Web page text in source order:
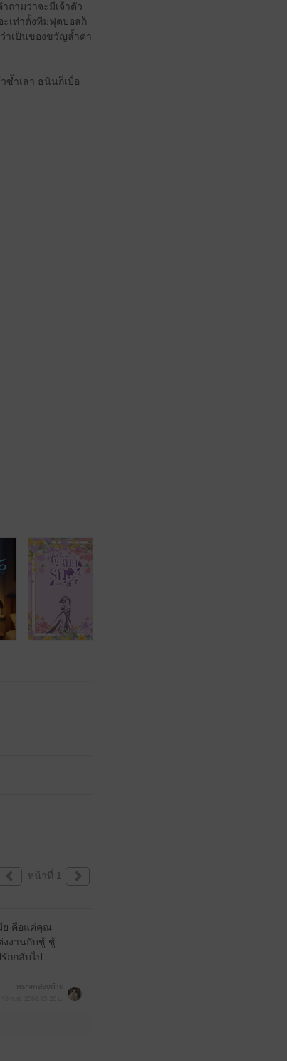
ถามว่าจะมีเจ้าตัว
ะเท่าตั้งทีมฟุตบอลก็
าเป็นของขวัญล้ำค่า
ซ้ำเล่า ธนินก็เบื่อ
หน้าที่ 1
ย คือแค่คุณ
งงานกับชู้ ชู้
กกลับไป
กระจกสองด้าน